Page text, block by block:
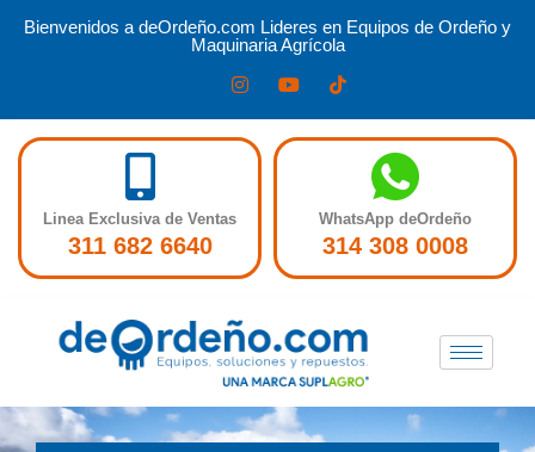
Bienvenidos a deOrdeño.com Lideres en Equipos de Ordeño y
Maquinaria Agrícola
Linea Exclusiva de Ventas
311 682 6640
WhatsApp deOrdeño
314 308 0008